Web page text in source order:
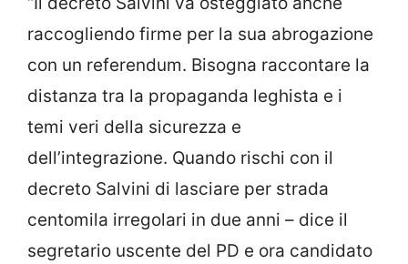
raccogliendo firme per la sua abrogazione
con un referendum. Bisogna raccontare la
distanza tra la propaganda leghista e i
temi veri della sicurezza e
dell’integrazione. Quando rischi con il
decreto Salvini di lasciare per strada
centomila irregolari in due anni – dice il
segretario uscente del PD e ora candidato